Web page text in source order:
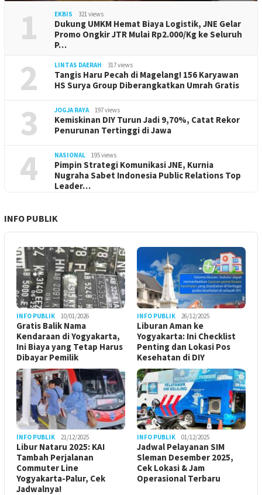
1 EKBIS 321 views
Dukung UMKM Hemat Biaya Logistik, JNE Gelar
Promo Ongkir JTR Mulai Rp2.000/Kg ke Seluruh
P…
2 LINTAS DAERAH 317 views
Tangis Haru Pecah di Magelang! 156 Karyawan
HS Surya Group Diberangkatkan Umrah Gratis
3 JOGJA RAYA 197 views
Kemiskinan DIY Turun Jadi 9,70%, Catat Rekor
Penurunan Tertinggi di Jawa
4 NASIONAL 195 views
Pimpin Strategi Komunikasi JNE, Kurnia
Nugraha Sabet Indonesia Public Relations Top
Leader…
INFO PUBLIK
INFO PUBLIK 10/01/2026
Gratis Balik Nama
Kendaraan di Yogyakarta,
Ini Biaya yang Tetap Harus
Dibayar Pemilik
INFO PUBLIK 26/12/2025
Liburan Aman ke
Yogyakarta: Ini Checklist
Penting dan Lokasi Pos
Kesehatan di DIY
INFO PUBLIK 21/12/2025
Libur Nataru 2025: KAI
Tambah Perjalanan
Commuter Line
Yogyakarta-Palur, Cek
Jadwalnya!
INFO PUBLIK 01/12/2025
Jadwal Pelayanan SIM
Sleman Desember 2025,
Cek Lokasi & Jam
Operasional Terbaru